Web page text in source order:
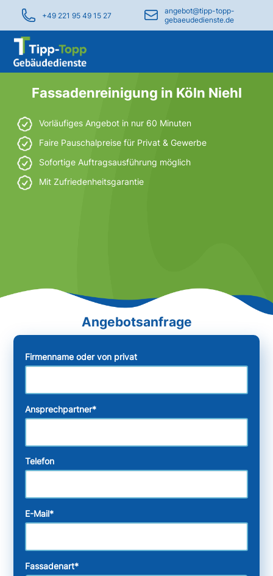
+49 221 95 49 15 27
angebot@tipp-topp-
gebaeudedienste.de
Fassadenreinigung in Köln Niehl
Vorläufiges Angebot in nur 60 Minuten
Faire Pauschalpreise für Privat & Gewerbe
Sofortige Auftragsausführung möglich
Mit Zufriedenheitsgarantie
Firmenname oder von privat
Ansprechpartner*
Telefon
E-Mail*
Fassadenart*